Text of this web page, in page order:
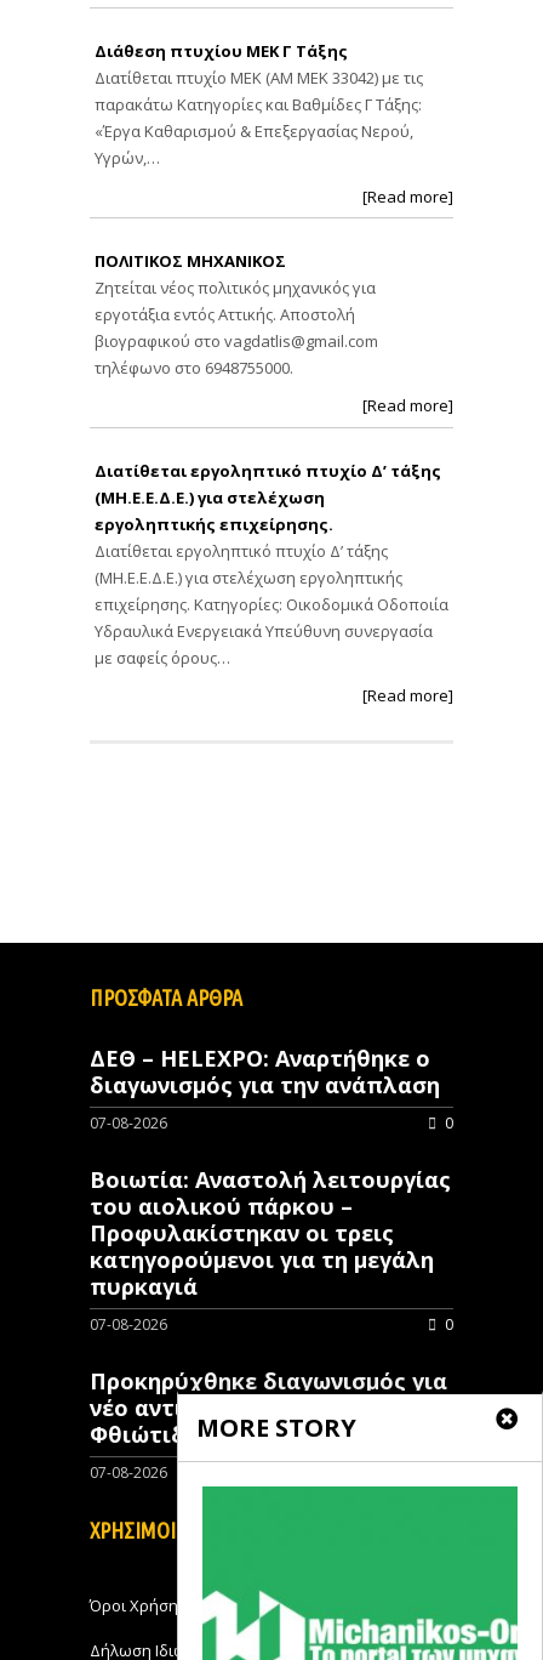
Διάθεση πτυχίου ΜΕΚ Γ Τάξης
Διατίθεται πτυχίο ΜΕΚ (ΑΜ ΜΕΚ 33042) με τις
παρακάτω Κατηγορίες και Βαθμίδες Γ Τάξης:
«Έργα Καθαρισμού & Επεξεργασίας Νερού,
Υγρών,…
[Read more]
ΠΟΛΙΤΙΚΟΣ ΜΗΧΑΝΙΚΟΣ
Ζητείται νέος πολιτικός μηχανικός για
εργοτάξια εντός Αττικής. Αποστολή
βιογραφικού στο vagdatlis@gmail.com
τηλέφωνο στο 6948755000.
[Read more]
Διατίθεται εργοληπτικό πτυχίο Δ’ τάξης
(ΜΗ.Ε.Ε.Δ.Ε.) για στελέχωση
εργοληπτικής επιχείρησης.
Διατίθεται εργοληπτικό πτυχίο Δ’ τάξης
(ΜΗ.Ε.Ε.Δ.Ε.) για στελέχωση εργοληπτικής
επιχείρησης. Κατηγορίες: Οικοδομικά Οδοποιία
Υδραυλικά Ενεργειακά Υπεύθυνη συνεργασία
με σαφείς όρους…
[Read more]
MORE STORY
ΠΡΟΣΦΑΤΑ ΑΡΘΡΑ
ΔΕΘ – HELEXPO: Αναρτήθηκε ο
διαγωνισμός για την ανάπλαση
07-08-2026 0
Βοιωτία: Αναστολή λειτουργίας
του αιολικού πάρκου –
Προφυλακίστηκαν οι τρεις
κατηγορούμενοι για τη μεγάλη
πυρκαγιά
07-08-2026 0
Προκηρύχθηκε διαγωνισμός για
νέo αντιπλημμυρικό έργο στη
Φθιώτιδα
07-08-2026
ΧΡΗΣΙΜΟΙ ΣΥΝΔΕΣΜΟΙ
Όροι Χρήσης
Δήλωση Ιδιωτικότητας